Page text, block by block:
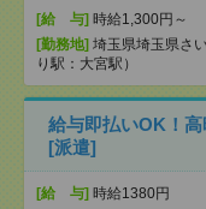
[給 与] 時給1,300円～
[勤務地] 埼玉県埼玉県さ
り駅：大宮駅）
給与即払いOK！
[派遣]
[給 与] 時給1380円